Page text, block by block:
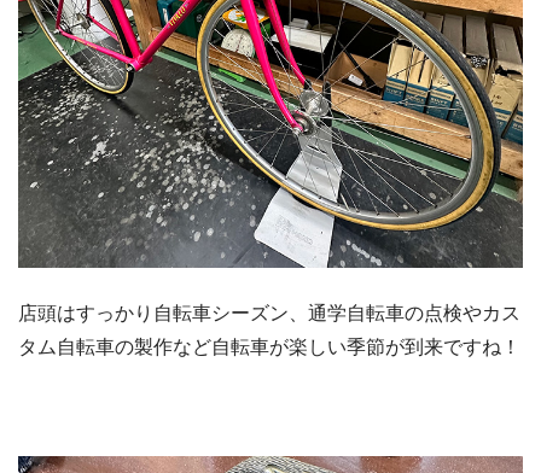
店頭はすっかり自転車シーズン、通学自転車の点検やカス
タム自転車の製作など自転車が楽しい季節が到来ですね！